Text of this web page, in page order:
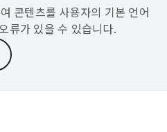
콘텐츠를 사용자의 기본 언어
류가 있을 수 있습니다.